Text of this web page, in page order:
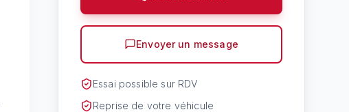
Envoyer un message
Essai possible sur RDV
Reprise de votre véhicule